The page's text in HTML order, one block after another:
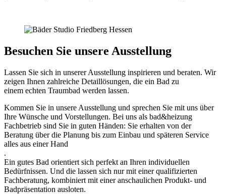
Besuchen Sie unsere Ausstellung
Lassen Sie sich in unserer Ausstellung inspirieren und beraten. Wir
zeigen Ihnen zahlreiche Detaillösungen, die ein Bad zu
einem echten Traumbad werden lassen.
Kommen Sie in unsere Ausstellung und sprechen Sie mit uns über
Ihre Wünsche und Vorstellungen. Bei uns als bad&heizung
Fachbetrieb sind Sie in guten Händen: Sie erhalten von der
Beratung über die Planung bis zum Einbau und späteren Service
alles aus einer Hand
.
Ein gutes Bad orientiert sich perfekt an Ihren individuellen
Bedürfnissen. Und die lassen sich nur mit einer qualifizierten
Fachberatung, kombiniert mit einer anschaulichen Produkt- und
Badpräsentation ausloten.